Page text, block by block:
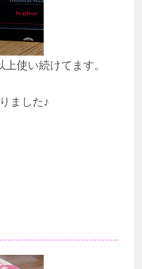
使い続けてます。
ました♪